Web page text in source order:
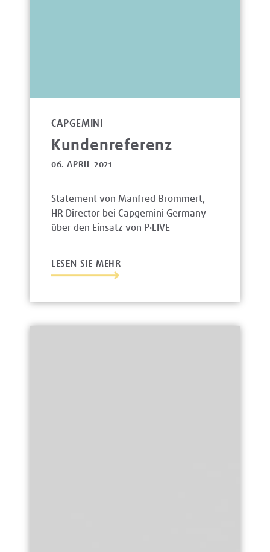
CAPGEMINI
Kundenreferenz
06. APRIL 2021
Statement von Manfred Brommert,
HR Director bei Capgemini Germany
über den Einsatz von P·LIVE
LESEN SIE MEHR